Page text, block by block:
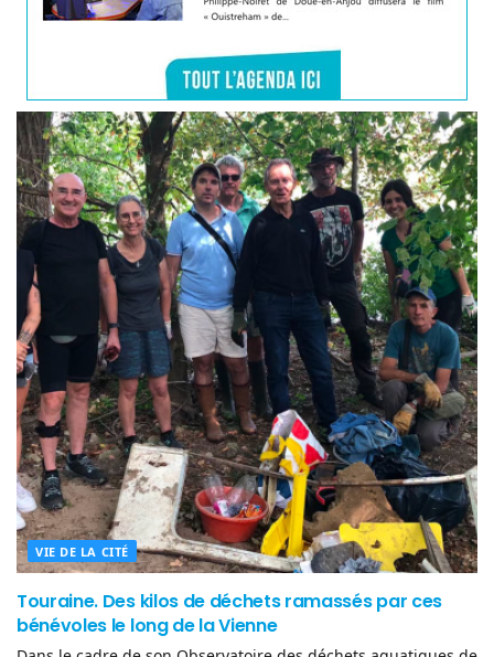
VIE DE LA CITÉ
Touraine. Des kilos de déchets ramassés par ces
bénévoles le long de la Vienne